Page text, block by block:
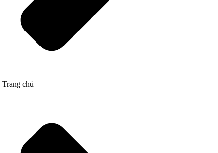
Trang chủ